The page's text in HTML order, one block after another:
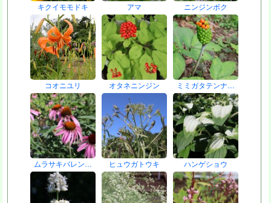
キクイモモドキ アマ ニンジンボク
コオニユリ オタネニンジン ミミガタテンナ…
ムラサキバレン… ヒュウガトウキ ハンゲショウ